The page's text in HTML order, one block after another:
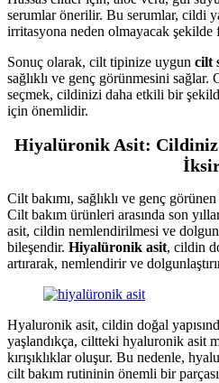
serumlar önerilir. Bu serumlar, cildi
irritasyona neden olmayacak şekilde
Sonuç olarak, cilt tipinize uygun cilt
sağlıklı ve genç görünmesini
seçmek, cildinizi daha etkili bir
için önemlidir.
Hiyalüronik Asit:
Cilt bakımı, sağlıklı ve genç
Cilt bakım ürünleri arasında son
asit, cildin nemlendirilmesi ve
bileşendir. Hiyalüronik asit, cildin
artırarak, nemlendirir ve
Hyaluronik asit, cildin doğal
yaşlandıkça, ciltteki hyaluronik asit
kırışıklıklar oluşur. Bu nedenle,
cilt bakım rutininin önemli bir